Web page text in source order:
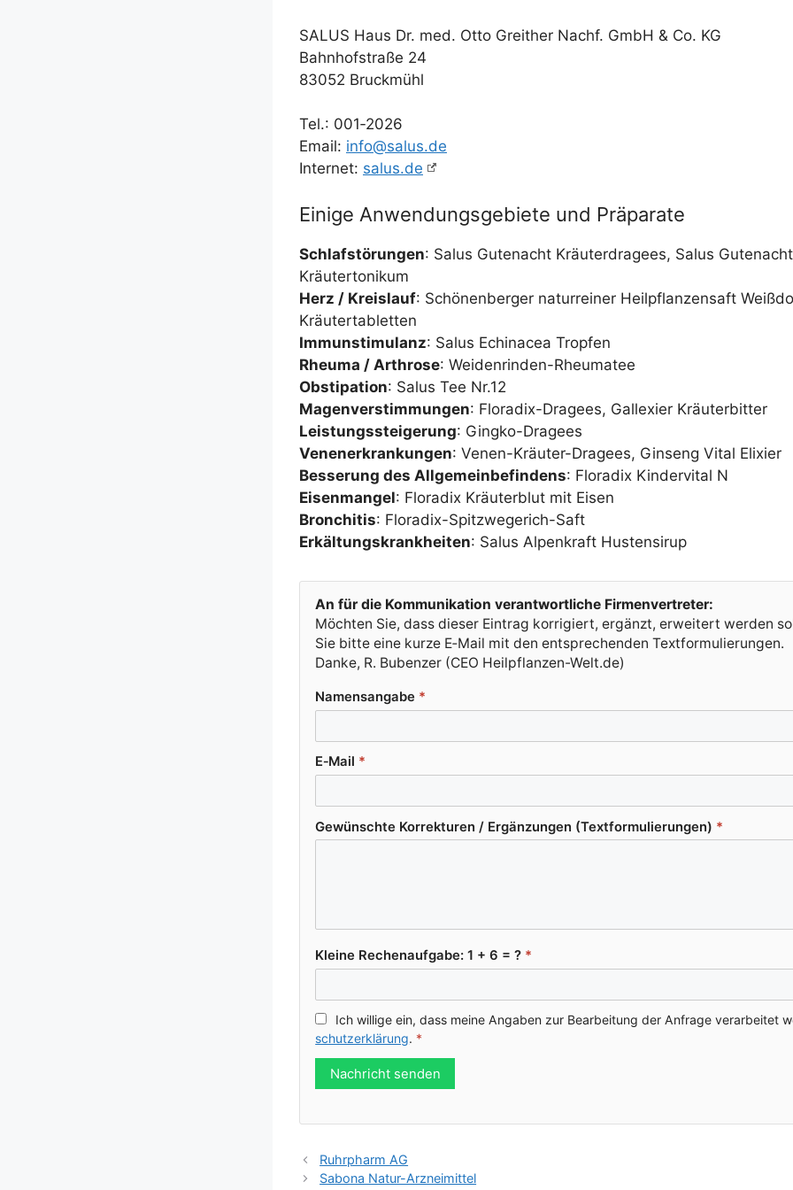
SALUS Haus Dr. med. Otto Greit­her Nachf. GmbH & Co. KG
Bahn­hof­stra­ße 24
83052 Bruckmühl
Tel.: 001‑2026
Email: info@salus.de
Inter­net: salus.de
Einige Anwendungsgebiete und Präparate
Schlaf­stö­run­gen: Salus Gute­nacht Kräu­terdra­gees, Salus Gute­nacht
Kräutertonikum
Herz /​ Kreis­lauf: Schö­nen­ber­ger natur­rei­ner Heil­pflan­zen­saft
Kräutertabletten
Immun­sti­mu­lanz: Salus Echinacea Tropfen
Rheu­ma /​ Arthro­se: Wei­den­rin­den-Rheu­ma­tee
Obs­ti­pa­ti­on: Salus Tee Nr.12
Magen­ver­stim­mun­gen: Flo­ra­dix-Dra­gees, Galle­xier Kräuterbitter
Leis­tungs­stei­ge­rung: Ging­ko-Dra­gees
Venen­er­kran­kun­gen: Venen-Kräu­ter-Dra­gees, Gin­seng Vital Elixier
Bes­se­rung des All­ge­mein­be­fin­dens: Flo­ra­dix Kin­der­vi­tal N
Eisen­man­gel: Flo­ra­dix Kräu­ter­blut mit Eisen
Bron­chi­tis: Flo­ra­dix-Spitz­we­ge­rich-Saft
Erkäl­tungs­krank­hei­ten: Salus Alpen­kraft Hustensirup
An für die Kom­mu­ni­ka­ti­on ver­ant­wort­li­che Firmenvertreter:
Möch­ten Sie, dass die­ser Ein­trag kor­ri­giert, ergänzt, erwei­tert wer­den
Sie bit­te eine kur­ze E‑Mail mit den ent­spre­chen­den Textformulierungen.
Dan­ke, R. Buben­zer (CEO Heilpflanzen-Welt.de)
Namens­an­ga­be *
E‑Mail *
Gewünsch­te Kor­rek­tu­ren /​ Ergän­zun­gen (Text­for­mu­lie­run­gen) *
Klei­ne Rechen­auf­ga­be: 1 + 6 = ? *
Ich wil­li­ge ein, dass mei­ne Anga­ben zur Bear­bei­tung der Anfra­ge ver­ar­bei­tet
schutz­er­klä­rung. *
Nachricht senden
Ruhrpharm AG
Sabona Natur-Arzneimittel